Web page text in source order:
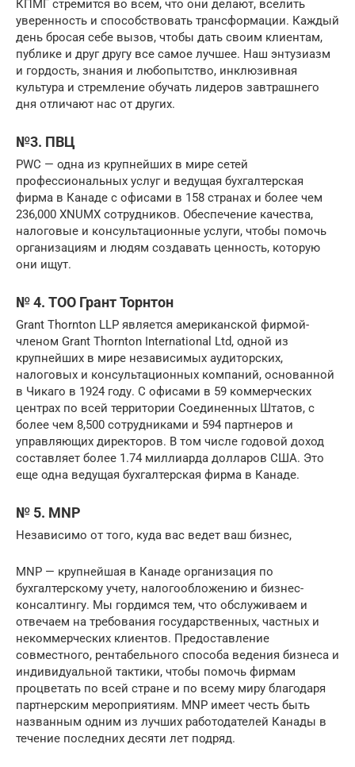
КПМГ стремится во всем, что они делают, вселить
уверенность и способствовать трансформации. Каждый
день бросая себе вызов, чтобы дать своим клиентам,
публике и друг другу все самое лучшее. Наш энтузиазм
и гордость, знания и любопытство, инклюзивная
культура и стремление обучать лидеров завтрашнего
дня отличают нас от других.
№3. ПВЦ
PWC — одна из крупнейших в мире сетей
профессиональных услуг и ведущая бухгалтерская
фирма в Канаде с офисами в 158 странах и более чем
236,000 XNUMX сотрудников. Обеспечение качества,
налоговые и консультационные услуги, чтобы помочь
организациям и людям создавать ценность, которую
они ищут.
№ 4. ТОО Грант Торнтон
Grant Thornton LLP является американской фирмой-
членом Grant Thornton International Ltd, одной из
крупнейших в мире независимых аудиторских,
налоговых и консультационных компаний, основанной
в Чикаго в 1924 году. С офисами в 59 коммерческих
центрах по всей территории Соединенных Штатов, с
более чем 8,500 сотрудниками и 594 партнеров и
управляющих директоров. В том числе годовой доход
составляет более 1.74 миллиарда долларов США. Это
еще одна ведущая бухгалтерская фирма в Канаде.
№ 5. MNP
Независимо от того, куда вас ведет ваш бизнес,
MNP — крупнейшая в Канаде организация по
бухгалтерскому учету, налогообложению и бизнес-
консалтингу. Мы гордимся тем, что обслуживаем и
отвечаем на требования государственных, частных и
некоммерческих клиентов. Предоставление
совместного, рентабельного способа ведения бизнеса и
индивидуальной тактики, чтобы помочь фирмам
процветать по всей стране и по всему миру благодаря
партнерским мероприятиям. MNP имеет честь быть
названным одним из лучших работодателей Канады в
течение последних десяти лет подряд.